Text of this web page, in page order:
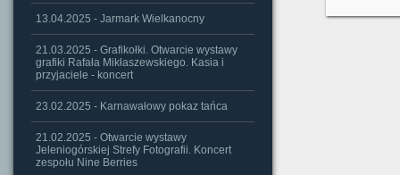
13.04.2025 - Jarmark Wielkanocny
21.03.2025 - Grafikołki. Otwarcie wystawy
grafiki Rafała Mikłaszewskiego. Kasia i
przyjaciele - koncert
23.02.2025 - Karnawałowy pokaz tańca
21.02.2025 - Otwarcie wystawy
Jeleniogórskiej Strefy Fotografii. Koncert
zespołu Nine Berries